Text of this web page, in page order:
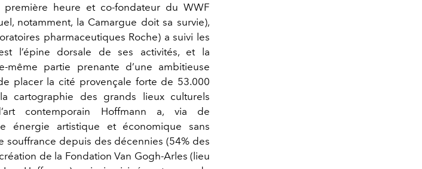
heure et co-fondateur du WWF
notamment, la Camargue doit sa survie),
pharmaceutiques Roche) a suivi les
l’épine dorsale de ses activités, et la
même partie prenante d’une ambitieuse
placer la cité provençale forte de 53.000
cartographie des grands lieux culturels
contemporain Hoffmann a, via de
énergie artistique et économique sans
depuis des décennies (54% des
de la Fondation Van Gogh-Arles (lieu